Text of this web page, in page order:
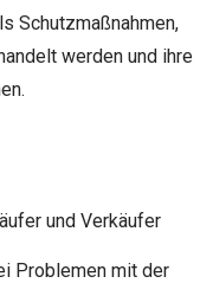
Schutzmaßnahmen,
werden und ihre
und Verkäufer
Problemen mit der